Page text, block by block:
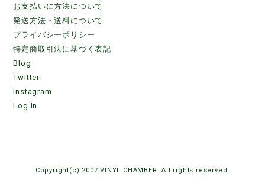
お支払いに方法について
発送方法・送料について
プライバシーポリシー
特定商取引法に基づく表記
Blog
Twitter
Instagram
Log In
Copyright(c) 2007 VINYL CHAMBER. All rights reserved.